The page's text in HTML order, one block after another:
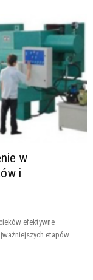
w
i
efektywne
etapów